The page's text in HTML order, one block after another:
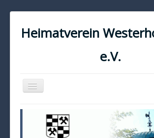
Heimatverein
e.V.
Navigation
an/aus
KONTAKT